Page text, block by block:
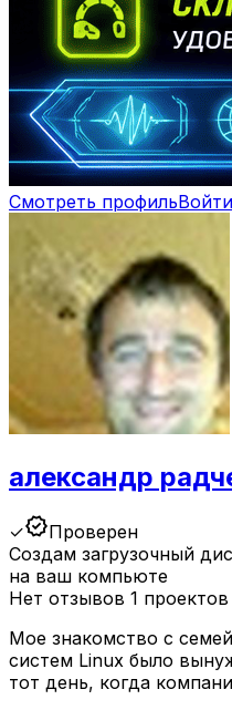
Смотреть профиль
александр
✓verifiedПроверен
Создам загрузочный
на ваш компьюте
Нет отзывов 1 проектов
Мое знакомство с
систем Linux было
тот день, когда